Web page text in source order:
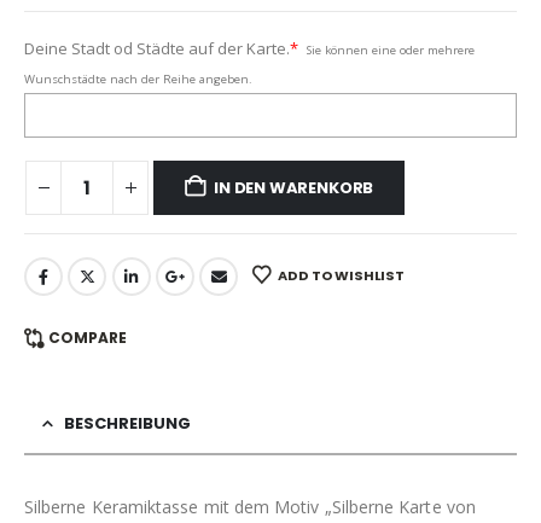
Deine Stadt od Städte auf der Karte.* Sie können eine oder mehrere
Wunschstädte nach der Reihe angeben.
IN DEN WARENKORB
ADD TO WISHLIST
COMPARE
BESCHREIBUNG
Silberne Keramiktasse mit dem Motiv „Silberne Karte von